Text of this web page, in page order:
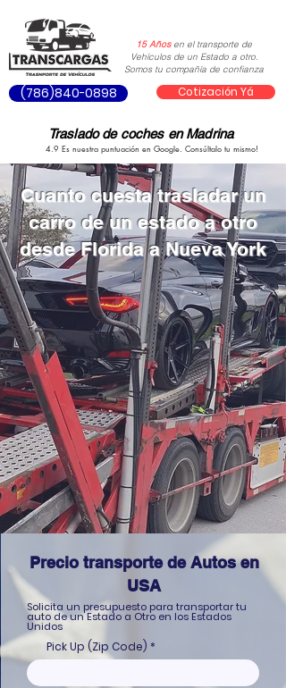
15 Añosen el transporte de
Vehículos de un Estado a otro.
Somos tu compañía de confianza
(786)840-0898 Cotización Yá
Traslado de coches en Madrina
4.9 Es nuestra puntuación en Google. Consúltalo tu mismo!
Cuanto cuesta trasladar un
carro de un estado a otro
desde Florida a Nueva York
Precio transporte de Autos en
USA
Solicita un presupuesto para transportar tu
auto de un Estado a Otro en los Estados
Unidos
Pick Up (Zip Code)